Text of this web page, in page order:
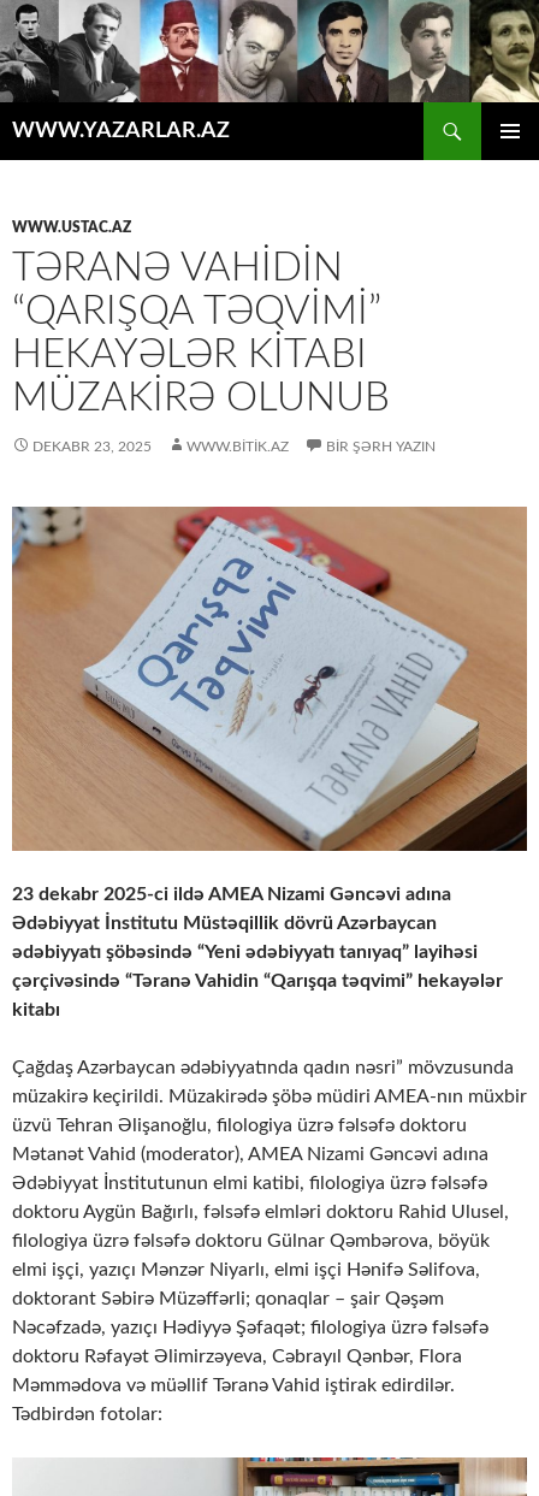
WWW.YAZARLAR.AZ
WWW.USTAC.AZ
TƏRANƏ VAHIDIN
“QARIŞQA TƏQVIMI”
HEKAYƏLƏR KITABI
MÜZAKIRƏ OLUNUB
DEKABR 23, 2025 WWW.BITIK.AZ BIR ŞƏRH YAZIN
23 dekabr 2025-ci ildə AMEA Nizami Gəncəvi adına
Ədəbiyyat İnstitutu Müstəqillik dövrü Azərbaycan
ədəbiyyatı şöbəsində “Yeni ədəbiyyatı tanıyaq” layihəsi
çərçivəsində “Təranə Vahidin “Qarışqa təqvimi” hekayələr
kitabı
Çağdaş Azərbaycan ədəbiyyatında qadın nəsri” mövzusunda
müzakirə keçirildi. Müzakirədə şöbə müdiri AMEA-nın müxbir
üzvü Tehran Əlişanoğlu, filologiya üzrə fəlsəfə doktoru
Mətanət Vahid (moderator), AMEA Nizami Gəncəvi adına
Ədəbiyyat İnstitutunun elmi katibi, filologiya üzrə fəlsəfə
doktoru Aygün Bağırlı, fəlsəfə elmləri doktoru Rahid Ulusel,
filologiya üzrə fəlsəfə doktoru Gülnar Qəmbərova, böyük
elmi işçi, yazıçı Mənzər Niyarlı, elmi işçi Hənifə Səlifova,
doktorant Səbirə Müzəffərli; qonaqlar – şair Qəşəm
Nəcəfzadə, yazıçı Hədiyyə Şəfaqət; filologiya üzrə fəlsəfə
doktoru Rəfayət Əlimirzəyeva, Cəbrayıl Qənbər, Flora
Məmmədova və müəllif Təranə Vahid iştirak edirdilər.
Tədbirdən fotolar: